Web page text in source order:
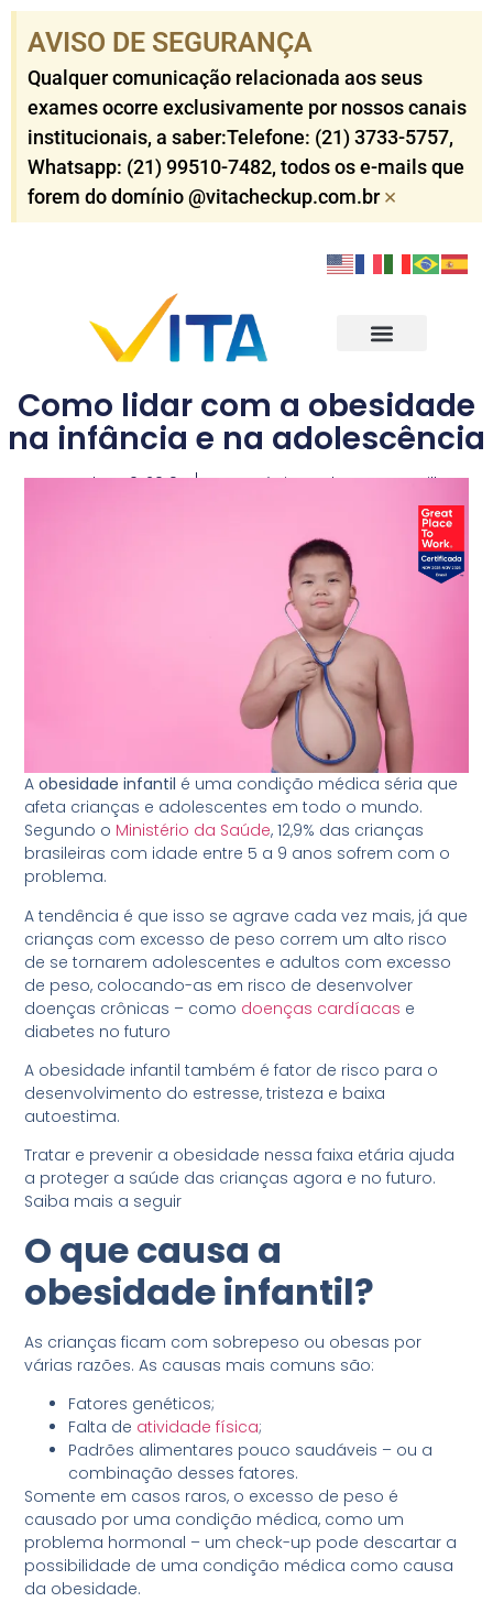
AVISO DE SEGURANÇA​
Qualquer comunicação relacionada aos seus
exames ocorre exclusivamente por nossos canais
institucionais, a saber:Telefone: (21) 3733-5757​,
Whatsapp: (21) 99510-7482​, todos os e-mails que
forem do domínio @vitacheckup.com.br​ ×
Como lidar com a obesidade
na infância e na adolescência
outubro 10, 2019 Dr. Antônio Carlos Worms Till
Aobesidade infantil é uma condição médica séria que
afeta crianças e adolescentes em todo o mundo.
Segundo o Ministério da Saúde, 12,9% das crianças
brasileiras com idade entre 5 a 9 anos sofrem com o
problema.
A tendência é que isso se agrave cada vez mais, já que
crianças com excesso de peso correm um alto risco
de se tornarem adolescentes e adultos com excesso
de peso, colocando-as em risco de desenvolver
doenças crônicas – como doenças cardíacas e
diabetes no futuro
A obesidade infantil também é fator de risco para o
desenvolvimento do estresse, tristeza e baixa
autoestima.
Tratar e prevenir a obesidade nessa faixa etária ajuda
a proteger a saúde das crianças agora e no futuro.
Saiba mais a seguir
O que causa a
obesidade infantil?
As crianças ficam com sobrepeso ou obesas por
várias razões. As causas mais comuns são:
Fatores genéticos;
Falta de atividade física;
Padrões alimentares pouco saudáveis – ou a
combinação desses fatores.
Somente em casos raros, o excesso de peso é
causado por uma condição médica, como um
problema hormonal – um check-up pode descartar a
possibilidade de uma condição médica como causa
da obesidade.